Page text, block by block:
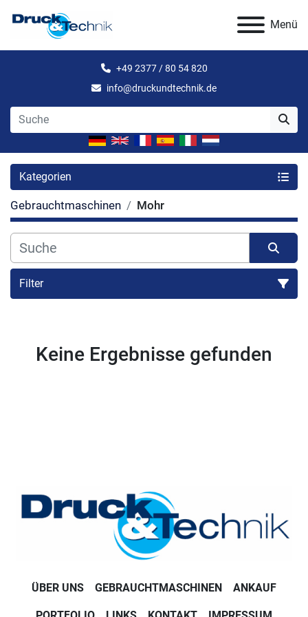
Menü
+49 2377 / 80 54 820
info@druckundtechnik.de
Kategorien
Gebrauchtmaschinen Mohr
Filter
Keine Ergebnisse gefunden
ÜBER UNS GEBRAUCHTMASCHINEN ANKAUF